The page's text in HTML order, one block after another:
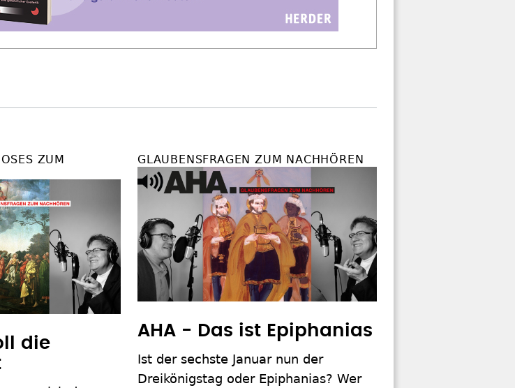
ZUM
die
GLAUBENSFRAGEN ZUM NACHHÖREN
AHA - Das ist Epiphanias
Ist der sechste Januar nun der
Dreikönigstag oder Epiphanias? Wer